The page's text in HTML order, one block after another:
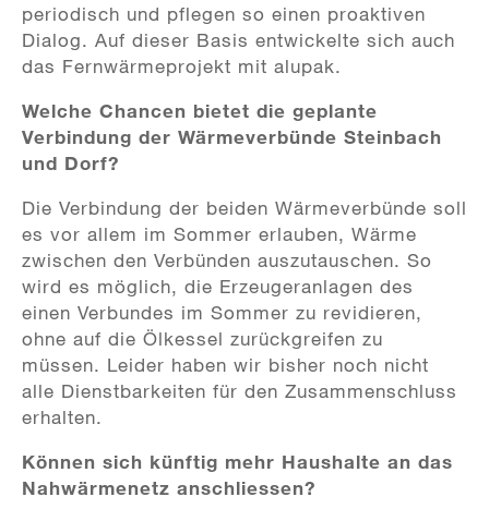
periodisch und pflegen so einen proaktiven
Dialog. Auf dieser Basis entwickelte sich auch
das Fernwärmeprojekt mit alupak.
Welche Chancen bietet die geplante
Verbindung der Wärmeverbünde Steinbach
und Dorf?
Die Verbindung der beiden Wärmeverbünde soll
es vor allem im Sommer erlauben, Wärme
zwischen den Verbünden auszutauschen. So
wird es möglich, die Erzeugeranlagen des
einen Verbundes im Sommer zu revidieren,
ohne auf die Ölkessel zurückgreifen zu
müssen. Leider haben wir bisher noch nicht
alle Dienstbarkeiten für den Zusammenschluss
erhalten.
Können sich künftig mehr Haushalte an das
Nahwärmenetz anschliessen?